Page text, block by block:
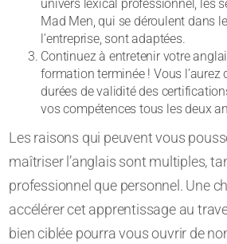
univers lexical professionnel, les
Mad Men, qui se déroulent dans
l’entreprise, sont adaptées.
Continuez à entretenir votre
formation terminée ! Vous l’aurez
durées de validité des
vos compétences tous les deux
Les raisons qui peuvent vous
maîtriser l’anglais sont multiples,
professionnel que personnel. Une
accélérer cet apprentissage au
bien ciblée pourra vous ouvrir de